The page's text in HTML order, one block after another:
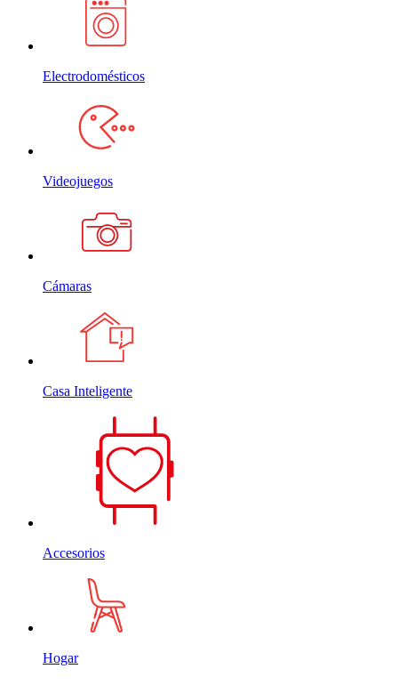
Electrodomésticos
Videojuegos
Cámaras
Casa Inteligente
Accesorios
Hogar